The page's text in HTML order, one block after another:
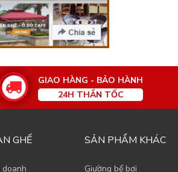
GIAO HÀNG - BẢO HÀNH
24H THẦN TỐC
GHẾ
doanh
SẢN PHẨM KHÁC
Giường bể bơi